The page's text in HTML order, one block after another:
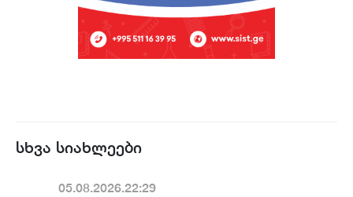
სხვა სიახლეები
05.08.2026.22:29